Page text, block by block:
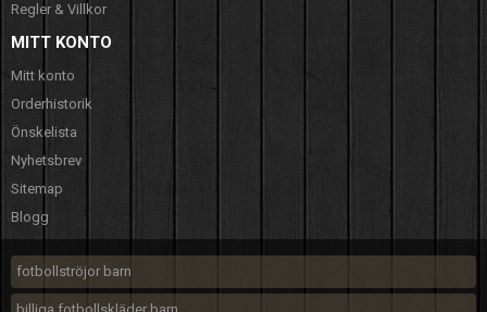
Regler & Villkor
MITT KONTO
Mitt konto
Orderhistorik
Önskelista
Nyhetsbrev
Sitemap
Blogg
fotbollströjor barn